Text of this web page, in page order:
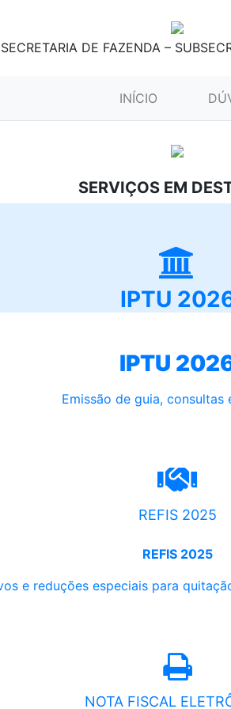
SECRETARIA DE FAZENDA –
INÍCIO (CURRENT)
SERVIÇOS EM
IPTU
IPTU
Emissão de guia, consultas
REFIS 2025
REFIS 2025
e reduções especiais para
NOTA FISCAL